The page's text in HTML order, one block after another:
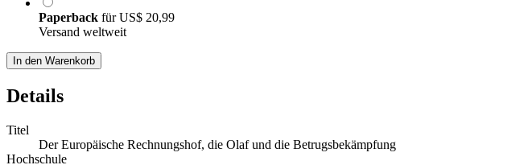
Paperback fürUS$ 20,99
Versand weltweit
In den Warenkorb
Details
Titel
Der Europäische Rechnungshof, die Olaf und die Betrugsbekämpfung
Hochschule